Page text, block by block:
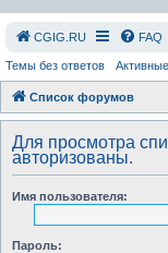
СGIG.RU FAQ
Темы без ответов
Список форумов
Для просмотра
авторизованы.
Имя пользователя:
Пароль: